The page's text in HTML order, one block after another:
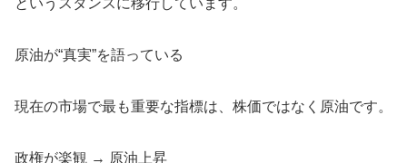
というスタンスに移行しています。
原油が“真実”を語っている
現在の市場で最も重要な指標は、株価ではなく原油です。
政権が楽観 → 原油上昇